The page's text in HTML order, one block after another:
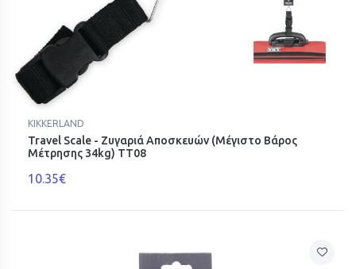
KIKKERLAND
Travel Scale - Ζυγαριά Αποσκευών (Μέγιστο Βάρος
Μέτρησης 34kg) ΤΤ08
10.35€